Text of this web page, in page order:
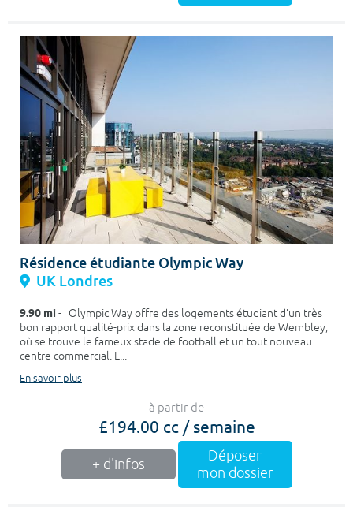
Résidence étudiante Olympic Way
UK Londres
9.90 mi - Olympic Way offre des logements étudiant d’un très
bon rapport qualité-prix dans la zone reconstituée de Wembley,
où se trouve le fameux stade de football et un tout nouveau
centre commercial. L...
En savoir plus
à partir de
£194.00 cc / semaine
+ d'infos
Déposer
mon dossier